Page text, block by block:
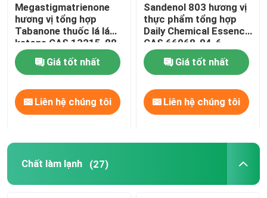
Megastigmatrienone
hương vị tổng hợp
Tabanone thuốc lá lá
ketone CAS 13215-88-
8 Hóa chất hàng ngày
Giá tốt nhất
Liên hệ chúng tôi
Sandenol 803 hương vị
thực phẩm tổng hợp
Daily Chemical Essence
CAS 66068-84-6
Giá tốt nhất
Liên hệ chúng tôi
Chất làm lạnh (27)